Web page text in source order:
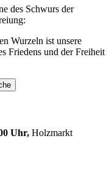
des Schwurs der
Wurzeln ist unsere
Friedens und der Freiheit
Uhr, Holzmarkt